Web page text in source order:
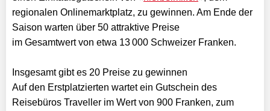
regionalen Onlinemarktplatz, zu gewinnen. Am Ende der
Saison warten über 50 attraktive Preise
im Gesamtwert von etwa 13 000 Schweizer Franken.
Insgesamt gibt es 20 Preise zu gewinnen
Auf den Erstplatzierten wartet ein Gutschein des
Reisebüros Traveller im Wert von 900 Franken, zum